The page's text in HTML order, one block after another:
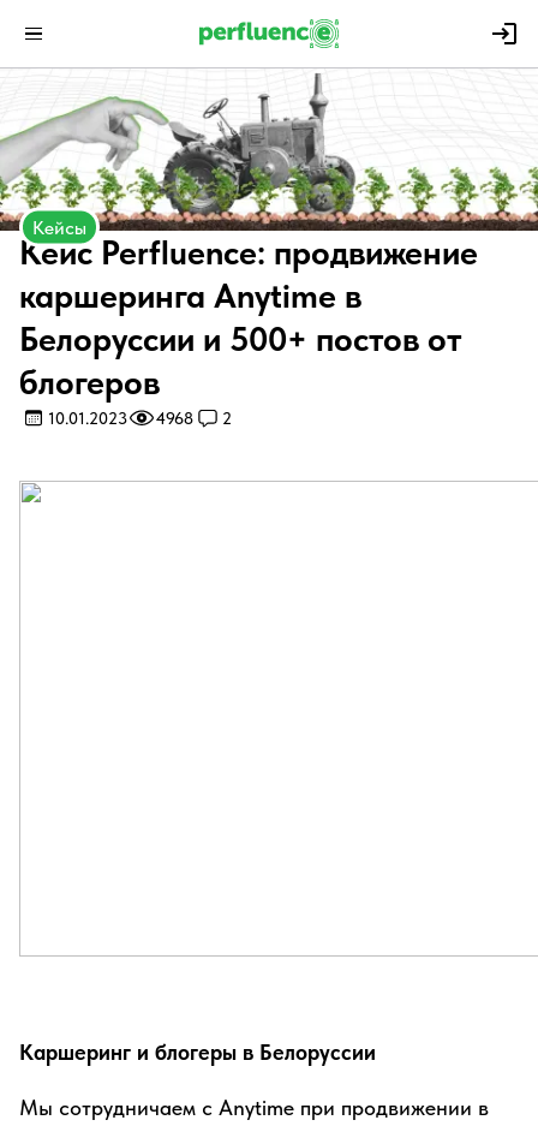
Кейсы
Кейс Perfluence: продвижение
каршеринга Anytime в
Белоруссии и 500+ постов от
блогеров
10.01.2023 4968 2
Каршеринг и блогеры в Белоруссии
Мы сотрудничаем с Anytime при продвижении в